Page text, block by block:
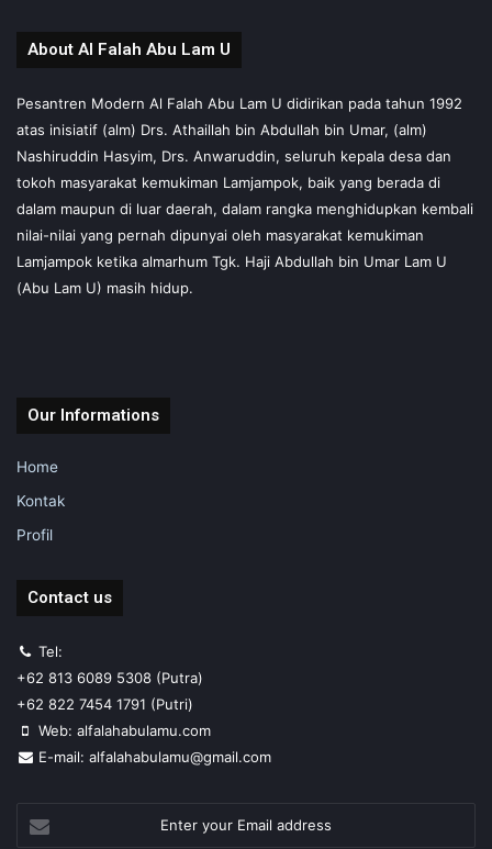
About Al Falah Abu Lam U
Pesantren Modern Al Falah Abu Lam U didirikan pada tahun 1992
atas inisiatif (alm) Drs. Athaillah bin Abdullah bin Umar, (alm)
Nashiruddin Hasyim, Drs. Anwaruddin, seluruh kepala desa dan
tokoh masyarakat kemukiman Lamjampok, baik yang berada di
dalam maupun di luar daerah, dalam rangka menghidupkan kembali
nilai-nilai yang pernah dipunyai oleh masyarakat kemukiman
Lamjampok ketika almarhum Tgk. Haji Abdullah bin Umar Lam U
(Abu Lam U) masih hidup.
Our Informations
Home
Kontak
Profil
Contact us
Tel:
+62 813 6089 5308 (Putra)
+62 822 7454 1791 (Putri)
Web: alfalahabulamu.com
E-mail: alfalahabulamu@gmail.com
your